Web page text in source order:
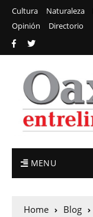
Cultura Naturaleza
Opinión
Directorio
MENU
Home Blog